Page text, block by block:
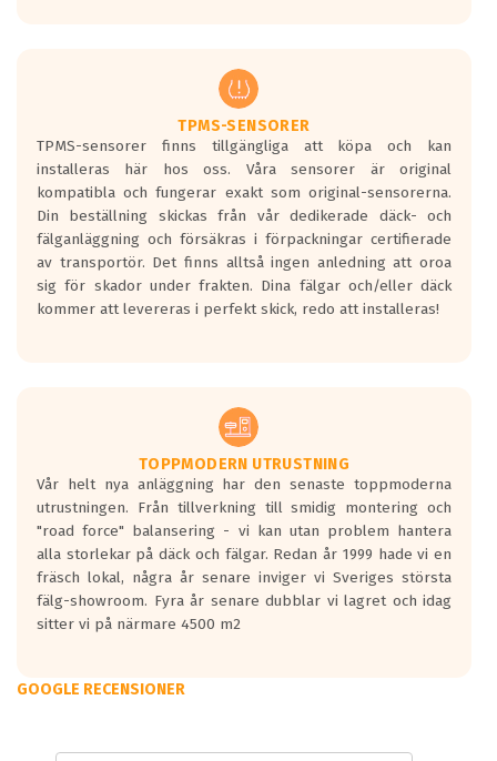
TPMS-SENSORER
TPMS-sensorer finns tillgängliga att köpa och kan
installeras här hos oss. Våra sensorer är original
kompatibla och fungerar exakt som original-sensorerna.
Din beställning skickas från vår dedikerade däck- och
fälganläggning och försäkras i förpackningar certifierade
av transportör. Det finns alltså ingen anledning att oroa
sig för skador under frakten. Dina fälgar och/eller däck
kommer att levereras i perfekt skick, redo att installeras!
TOPPMODERN UTRUSTNING
Vår helt nya anläggning har den senaste toppmoderna
utrustningen. Från tillverkning till smidig montering och
"road force" balansering - vi kan utan problem hantera
alla storlekar på däck och fälgar. Redan år 1999 hade vi en
fräsch lokal, några år senare inviger vi Sveriges största
fälg-showroom. Fyra år senare dubblar vi lagret och idag
sitter vi på närmare 4500 m2
GOOGLE RECENSIONER